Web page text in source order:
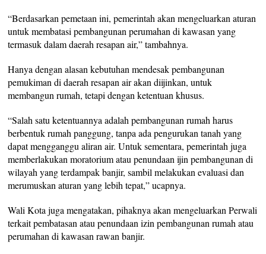
“Berdasarkan pemetaan ini, pemerintah akan mengeluarkan aturan
untuk membatasi pembangunan perumahan di kawasan yang
termasuk dalam daerah resapan air,” tambahnya.
Hanya dengan alasan kebutuhan mendesak pembangunan
pemukiman di daerah resapan air akan diijinkan, untuk
membangun rumah, tetapi dengan ketentuan khusus.
“Salah satu ketentuannya adalah pembangunan rumah harus
berbentuk rumah panggung, tanpa ada pengurukan tanah yang
dapat mengganggu aliran air. Untuk sementara, pemerintah juga
memberlakukan moratorium atau penundaan ijin pembangunan di
wilayah yang terdampak banjir, sambil melakukan evaluasi dan
merumuskan aturan yang lebih tepat,” ucapnya.
Wali Kota juga mengatakan, pihaknya akan mengeluarkan Perwali
terkait pembatasan atau penundaan izin pembangunan rumah atau
perumahan di kawasan rawan banjir.